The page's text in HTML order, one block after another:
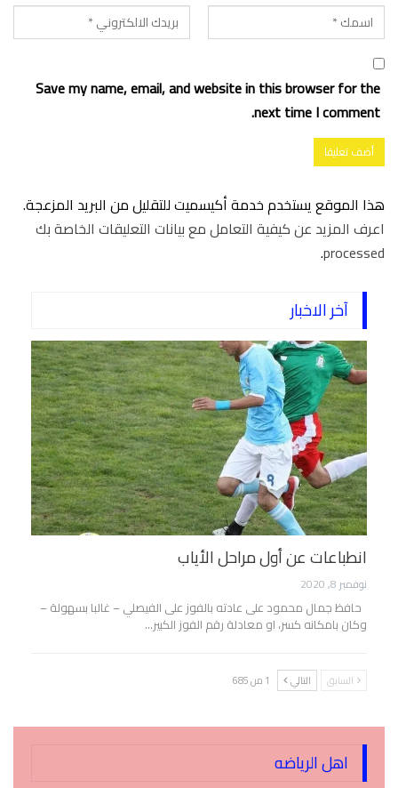
Save my name, email, and website in this browser for the
next time I comment.
هذا الموقع يستخدم خدمة أكيسميت للتقليل من البريد المزعجة.
اعرف المزيد عن كيفية التعامل مع بيانات التعليقات الخاصة بك
processed
.
آخر الاخبار
انطباعات عن أول مراحل الأياب
نوفمبر 8, 2020
حافظ جمال محمود على عادته بالفوز على الفيصلي – غالبا بسهولة –
وكان بامكانه كسر، او معادلة رقم الفوز الكبير…
السابق التالي 1 من 685
اهل الرياضه